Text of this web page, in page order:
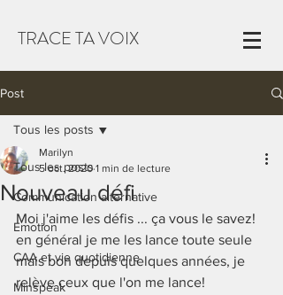
TRACE TA VOIX
Post
Tous les posts
Communication alternative
Emotion
CAA et vie quotidienne
Minspeak
Tous les posts
Nouveau défi
Marilyn
5 oct. 2020 1 min de lecture
Moi j'aime les défis ... ça vous le savez!
en général je me les lance toute seule
mais bon depuis quelques années, je
relève ceux que l'on me lance!